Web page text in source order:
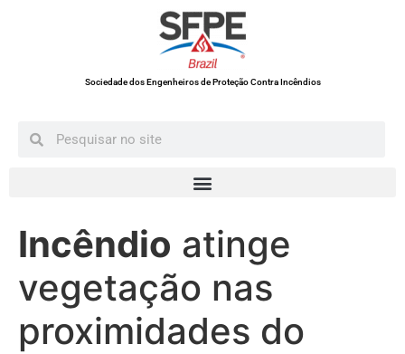
Sociedade dos Engenheiros de Proteção Contra Incêndios
Incêndio atinge
vegetação nas
proximidades do